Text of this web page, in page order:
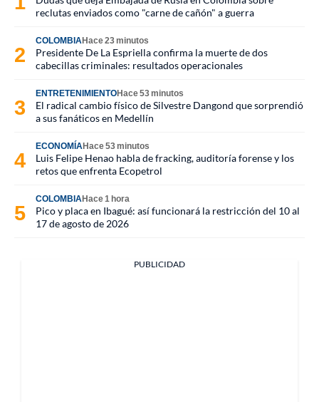
reclutas enviados como "carne de cañón" a guerra
COLOMBIAHace 23 minutos
Presidente De La Espriella confirma la muerte de dos
cabecillas criminales: resultados operacionales
ENTRETENIMIENTOHace 53 minutos
El radical cambio físico de Silvestre Dangond que sorprendió
a sus fanáticos en Medellín
ECONOMÍAHace 53 minutos
Luis Felipe Henao habla de fracking, auditoría forense y los
retos que enfrenta Ecopetrol
COLOMBIAHace 1 hora
Pico y placa en Ibagué: así funcionará la restricción del 10 al
17 de agosto de 2026
PUBLICIDAD